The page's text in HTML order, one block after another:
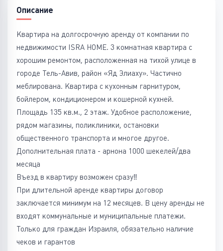
Описание
Квартира на долгосрочную аренду от компании по
недвижимости ISRA HOME. 3 комнатная квартира с
хорошим ремонтом, расположенная на тихой улице в
городе Тель-Авив, район «Яд Элиаху». Частично
меблирована. Квартира с кухонным гарнитуром,
бойлером, кондиционером и кошерной кухней.
Площадь 135 кв.м., 2 этаж. Удобное расположение,
рядом магазины, поликлиники, остановки
общественного транспорта и многое другое.
Дополнительная плата - арнона 1000 шекелей/два
месяца
Въезд в квартиру возможен сразу‼️
При длительной аренде квартиры договор
заключается минимум на 12 месяцев. В цену аренды не
входят коммунальные и муниципальные платежи.
Только для граждан Израиля, обязательно наличие
чеков и гарантов